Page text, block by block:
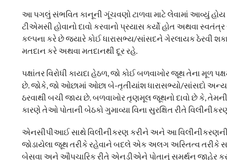
આ પગલું સંભવિત કાનૂની ગૂંચવણો ટાળવા માટે લેવામાં આવ્યું
ટીએમસી હોવાનો દાવો કરવાનો પ્રયાસ કર્યો હોત અથવા
કલ્પના કરે છે જ્યારે કોઈ ધારાસભ્ય/સાંસદને ગેરલાયક ઠેરવી
મતદાન કરે અથવા મતદાનથી દૂર રહે.
પક્ષાંતર વિરોધી કાયદા હેઠળ, જો કોઈ બળવાખોર જૂથ તેના
છે. જોકે, જો ઓછામાં ઓછા બે-તૃતીયાંશ ધારાસભ્યો/સાંસદો અન્ય
ઠરવાથી બચી જાય છે. બળવાખોર તૃણમૂલ જૂથનો દાવો છે કે,
કારણે તેઓ પોતાની બેઠકો ગુમાવ્યા વિના સુરક્ષિત રીતે
એનસીપીઆઈ સાથે વિલીનીકરણ કરીને અને આ વિલીનીકરણની
જોડાયેલા જૂથ તરીકે રહેવાને બદલે એક અલગ અસ્તિત્વ તરીકે
બેસવા અને ઔપચારિક રીતે એનડીએને પોતાનું સમર્થન જાહેર